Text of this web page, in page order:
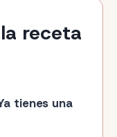
receta
tienes una